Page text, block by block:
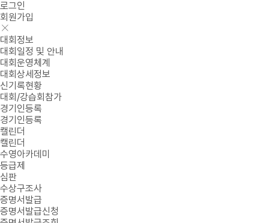
로그인
회원가입
대회정보
대회일정 및 안내
대회운영체계
대회상세정보
신기록현황
대회/강습회참가
경기인등록
경기인등록
캘린더
캘린더
수영아카데미
등급제
심판
수상구조사
증명서발급
증명서발급신청